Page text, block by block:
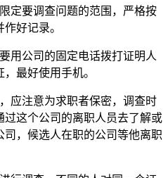
定要调查问题的范围，严格按
好记录。
用公司的固定电话拨打证明人
最好使用手机。
应注意为求职者保密，调查时
这个公司的离职人员去了解或
，候选人在职的公司等他离职